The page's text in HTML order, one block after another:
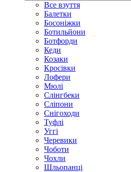
Все взуття
Балетки
Босоніжки
Ботильйони
Ботфорди
Кеди
Козаки
Кросівки
Лофери
Мюлі
Слінгбеки
Сліпони
Снігоходи
Туфлі
Уггі
Черевики
Чоботи
Чохли
Шльопанці